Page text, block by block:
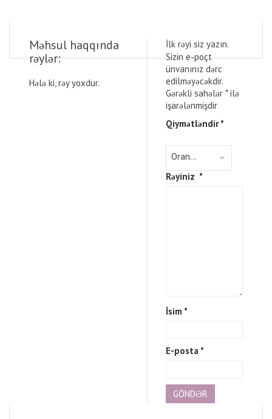
Məhsul haqqında
rəylər:
Hələ ki, rəy yoxdur.
İlk rəyi siz yazın.
Sizin e-poçt
ünvanınız dərc
edilməyəcəkdir.
Gərəkli sahələr *ilə
işarələnmişdir
Qiymətləndir*
Rəyiniz *
İsim *
E-posta *